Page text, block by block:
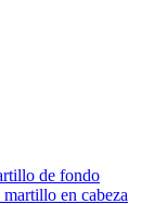
de fondo
en cabeza